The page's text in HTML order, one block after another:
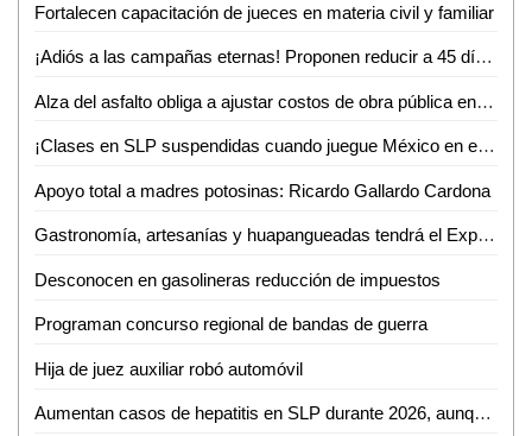
Fortalecen capacitación de jueces en materia civil y familiar
¡Adiós a las campañas eternas! Proponen reducir a 45 días el periodo electoral SLP
Alza del asfalto obliga a ajustar costos de obra pública en SLP
¡Clases en SLP suspendidas cuando juegue México en el Mundial!
Apoyo total a madres potosinas: Ricardo Gallardo Cardona
Gastronomía, artesanías y huapangueadas tendrá el Expo Bazar 2026 en Ciudad Valles
Desconocen en gasolineras reducción de impuestos
Programan concurso regional de bandas de guerra
Hija de juez auxiliar robó automóvil
Aumentan casos de hepatitis en SLP durante 2026, aunque con baja incidencia